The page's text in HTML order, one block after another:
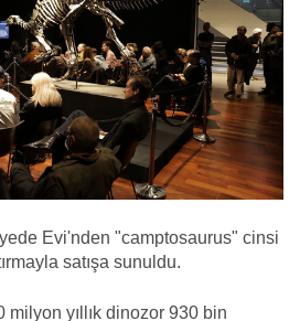
Evi'nden "camptosaurus" cinsi
satışa sunuldu.
yıllık dinozor 930 bin